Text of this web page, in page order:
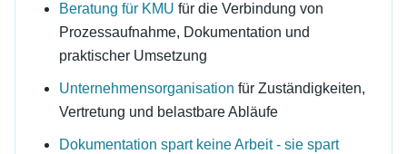
Beratung für KMU für die Verbindung von
Prozessaufnahme, Dokumentation und
praktischer Umsetzung
Unternehmensorganisation für Zuständigkeiten,
Vertretung und belastbare Abläufe
Dokumentation spart keine Arbeit - sie spart